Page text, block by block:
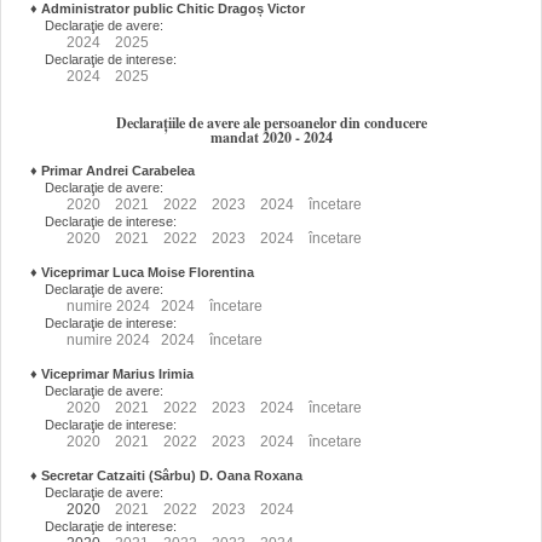
♦ Administrator public Chitic Dragoș Victor
Declaraţie de avere:
2024 2025
Declaraţie de interese:
2024 2025
Declarațiile de avere ale persoanelor din conducere
mandat 2020 - 2024
♦ Primar Andrei Carabelea
Declaraţie de avere:
2020 2021 2022 2023 2024 încetare
Declaraţie de interese:
2020 2021 2022 2023 2024 încetare
♦ Viceprimar Luca Moise Florentina
Declaraţie de avere:
numire 2024 2024 încetare
Declaraţie de interese:
numire 2024 2024 încetare
♦ Viceprimar Marius Irimia
Declaraţie de avere:
2020 2021 2022 2023 2024 încetare
Declaraţie de interese:
2020 2021 2022 2023 2024 încetare
♦ Secretar Catzaiti (Sârbu) D. Oana Roxana
Declaraţie de avere:
2020 2021 2022 2023 2024
Declaraţie de interese: